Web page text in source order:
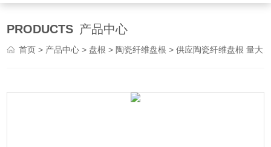
PRODUCTS 产品中心
首页 > 产品中心 > 盘根 > 陶瓷纤维盘根 > 供应陶瓷纤维盘根 量大价低